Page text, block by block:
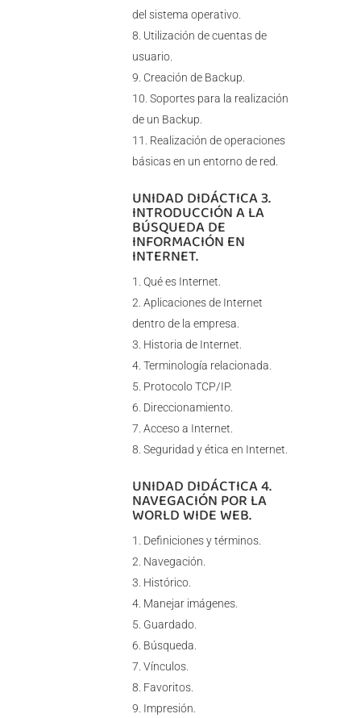
del sistema operativo.
Utilización de cuentas de
usuario.
Creación de Backup.
Soportes para la realización
de un Backup.
Realización de operaciones
básicas en un entorno de red.
UNIDAD DIDÁCTICA 3.
INTRODUCCIÓN A LA
BÚSQUEDA DE
INFORMACIÓN EN
INTERNET.
Qué es Internet.
Aplicaciones de Internet
dentro de la empresa.
Historia de Internet.
Terminología relacionada.
Protocolo TCP/IP.
Direccionamiento.
Acceso a Internet.
Seguridad y ética en Internet.
UNIDAD DIDÁCTICA 4.
NAVEGACIÓN POR LA
WORLD WIDE WEB.
Definiciones y términos.
Navegación.
Histórico.
Manejar imágenes.
Guardado.
Búsqueda.
Vínculos.
Favoritos.
Impresión.